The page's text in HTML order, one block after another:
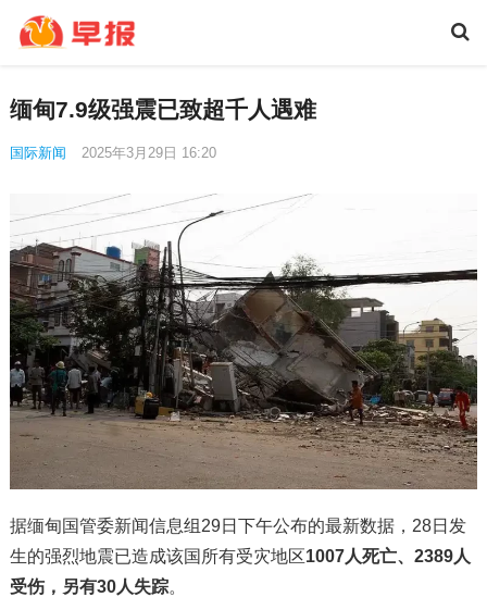
缅甸7.9级强震已致超千人遇难
国际新闻 2025年3月29日 16:20
据缅甸国管委新闻信息组29日下午公布的最新数据，28日发
生的强烈地震已造成该国所有受灾地区1007人死亡、2389人
受伤，另有30人失踪。